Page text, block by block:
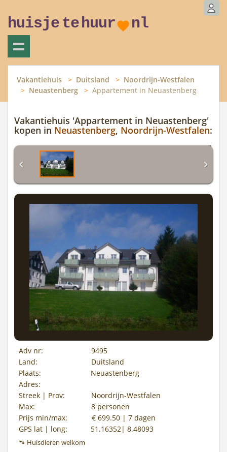
huisje tehuur nl
Vakantiehuis Duitsland
Noordrijn-Westfalen
Neuastenberg
Appartement in Neuastenberg
Vakantiehuis 'Appartement in Neuastenberg'
kopen in Neuastenberg, Noordrijn-Westfalen:
Adv nr:
9495
Land:
Duitsland
Plaats:
Neuastenberg
Adres:
Streek | Prov:
Noordrijn-Westfalen
Max:
8 personen
Prijs min/max:
€ 699.50 | 7 dagen
GPS lat | long:
51.16352| 8.48093
🐾 Huisdieren welkom